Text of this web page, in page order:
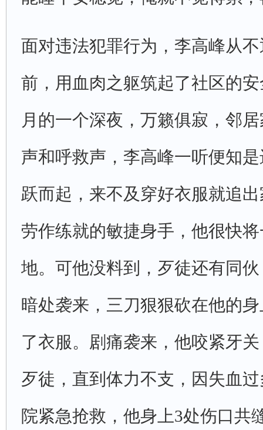
面对违法犯罪行为，李高峰从
前，用血肉之躯筑起了社区的
月的一个深夜，万籁俱寂，邻
声和呼救声，李高峰一听便知
跃而起，来不及穿好衣服就追
劳作练就的敏捷身手，他很快
地。可他没料到，歹徒还有同
暗处袭来，三刀狠狠砍在他的
了衣服。剧痛袭来，他咬紧牙
歹徒，直到体力不支，因失血
院紧急抢救，他身上3处伤口共